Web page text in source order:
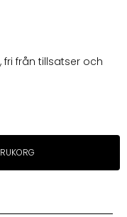
från tillsatser och